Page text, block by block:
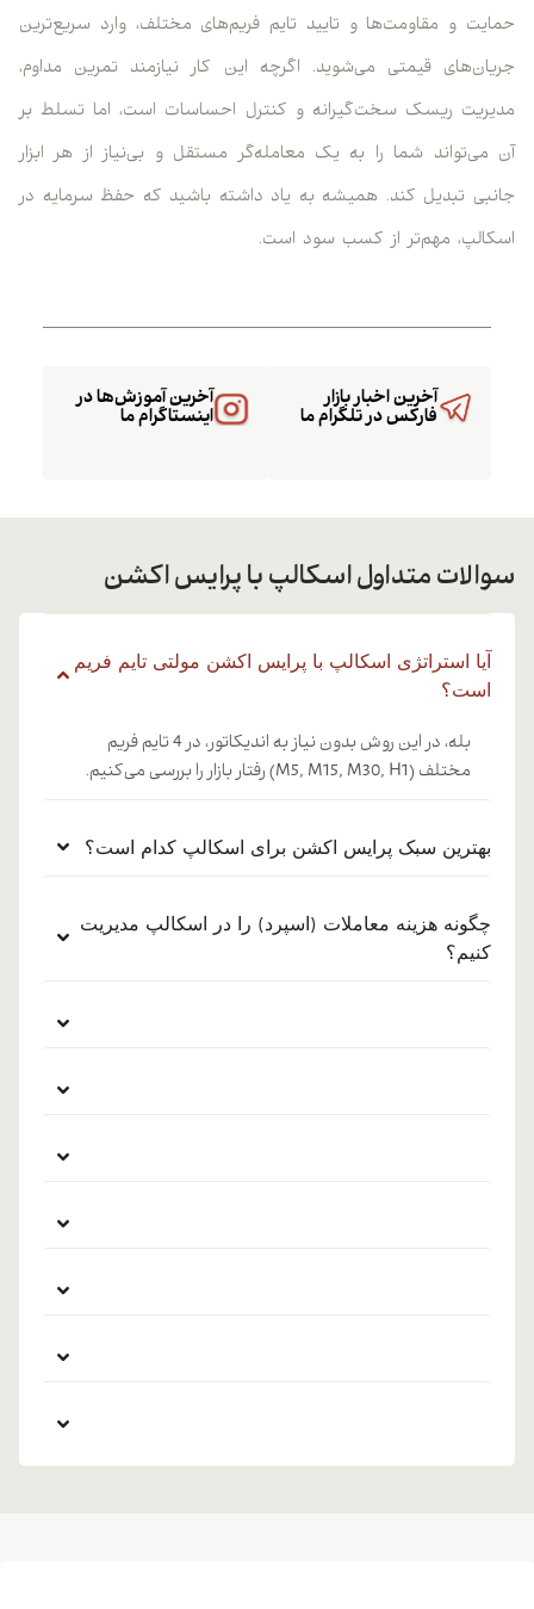
حمایت و مقاومت‌ها و تایید تایم فریم‌های مختلف، وارد سریع‌ترین
جریان‌های قیمتی می‌شوید. اگرچه این کار نیازمند تمرین مداوم،
مدیریت ریسک سخت‌گیرانه و کنترل احساسات است، اما تسلط بر
آن می‌تواند شما را به یک معامله‌گر مستقل و بی‌نیاز از هر ابزار
جانبی تبدیل کند. همیشه به یاد داشته باشید که حفظ سرمایه در
اسکالپ، مهم‌تر از کسب سود است.
آخرین آموزش‌ها در
اینستاگرام ما
آخرین اخبار بازار
فارکس در تلگرام ما
سوالات متداول اسکالپ با پرایس اکشن
آیا استراتژی اسکالپ با پرایس اکشن مولتی تایم فریم
است؟
بله، در این روش بدون نیاز به اندیکاتور، در 4 تایم فریم
مختلف (M5, M15, M30, H1) رفتار بازار را بررسی می‌کنیم.
بهترین سبک پرایس اکشن برای اسکالپ کدام است؟
چگونه هزینه معاملات (اسپرد) را در اسکالپ مدیریت
کنیم؟